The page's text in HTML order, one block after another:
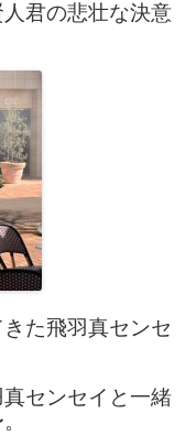
君の悲壮な決意
た飛羽真センセ
センセイと一緒